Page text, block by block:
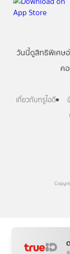
วันนี้ดูสิทธิพิเศษ
ค
เกี่ยวกับทรูไอดี